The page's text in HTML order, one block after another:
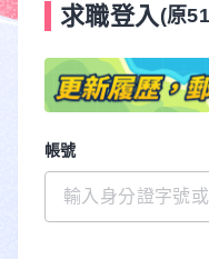
求職登入 (原
帳號